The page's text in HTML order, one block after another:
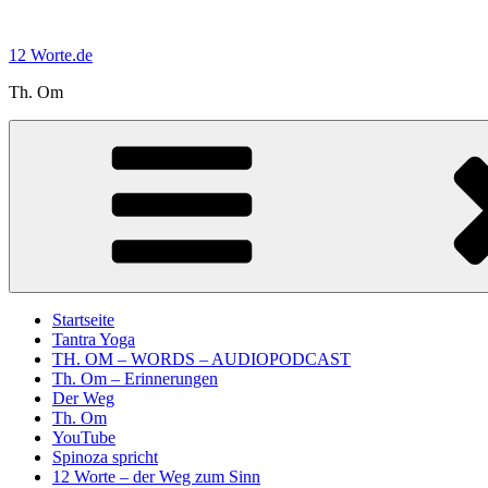
springen
12 Worte.de
Th. Om
Startseite
Tantra Yoga
TH. OM – WORDS – AUDIOPODCAST
Th. Om – Erinnerungen
Der Weg
Th. Om
YouTube
Spinoza spricht
12 Worte – der Weg zum Sinn